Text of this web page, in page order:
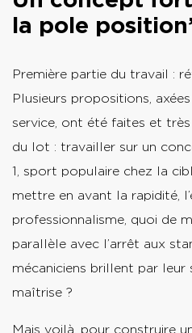
la pole
Première partie du travail :
Plusieurs propositions,
service, ont été faites et très
du lot : travailler sur un
1, sport populaire chez la
mettre en avant la rapidité,
professionnalisme, quoi de
parallèle avec l’arrêt aux
mécaniciens brillent par
maîtrise ?
Mais voilà, pour construire